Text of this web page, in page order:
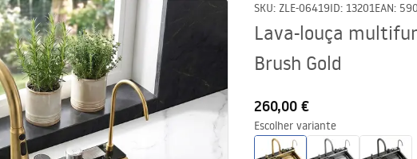
SKU: ZLE-06419ID: 13201EAN:
Lava-louça
Brush Gold
260,00 €
Escolher variante